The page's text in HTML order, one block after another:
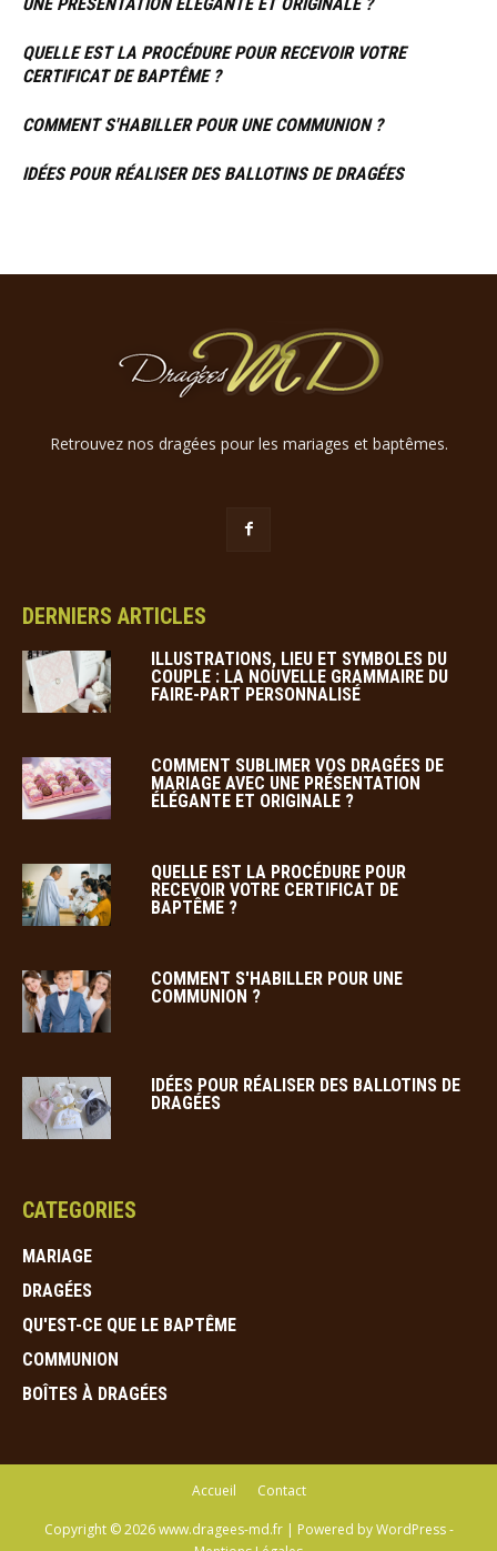
QUELLE EST LA PROCÉDURE POUR RECEVOIR VOTRE
CERTIFICAT DE BAPTÊME ?
COMMENT S'HABILLER POUR UNE COMMUNION ?
IDÉES POUR RÉALISER DES BALLOTINS DE DRAGÉES
Retrouvez nos dragées pour les mariages et baptêmes.
DERNIERS ARTICLES
ILLUSTRATIONS, LIEU ET SYMBOLES DU
COUPLE : LA NOUVELLE GRAMMAIRE DU
FAIRE-PART PERSONNALISÉ
COMMENT SUBLIMER VOS DRAGÉES DE
MARIAGE AVEC UNE PRÉSENTATION
ÉLÉGANTE ET ORIGINALE ?
QUELLE EST LA PROCÉDURE POUR
RECEVOIR VOTRE CERTIFICAT DE
BAPTÊME ?
COMMENT S'HABILLER POUR UNE
COMMUNION ?
IDÉES POUR RÉALISER DES BALLOTINS DE
DRAGÉES
CATEGORIES
MARIAGE
DRAGÉES
QU'EST-CE QUE LE BAPTÊME
COMMUNION
BOÎTES À DRAGÉES
Accueil Contact
Copyright © 2026 www.dragees-md.fr | Powered by WordPress -